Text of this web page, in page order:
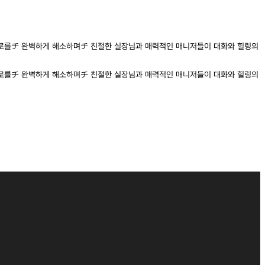
チ 완벽하게 해소하며チ 친절한 실장님과 매력적인 매니저들이 대화와 힐링의
チ 완벽하게 해소하며チ 친절한 실장님과 매력적인 매니저들이 대화와 힐링의